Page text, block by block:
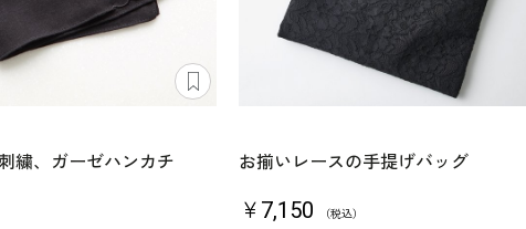
繍、ガーゼハンカチ お揃いレースの手提げバッグ
￥7,150 （税込）